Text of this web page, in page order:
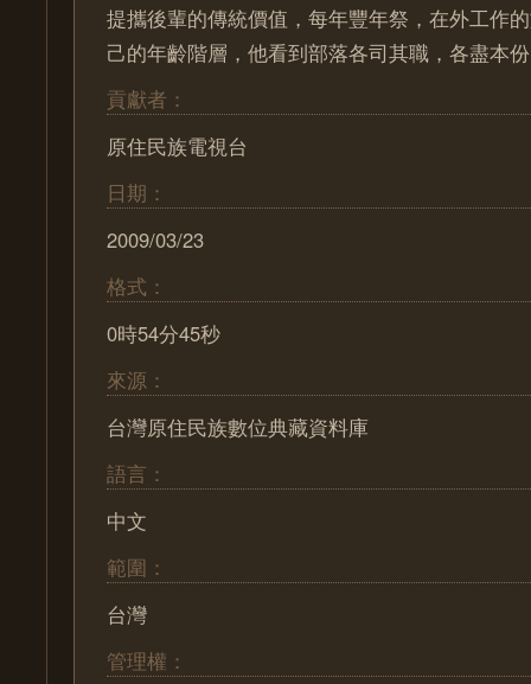
提攜後輩的傳統價值，每年豐年祭，在外工作
己的年齡階層，他看到部落各司其職，各盡本
貢獻者：
原住民族電視台
日期：
2009/03/23
格式：
0時54分45秒
來源：
台灣原住民族數位典藏資料庫
語言：
中文
範圍：
台灣
管理權：